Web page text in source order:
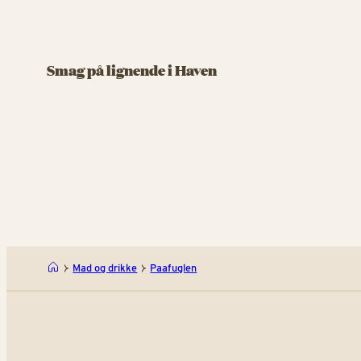
Smag på lignende i Haven
Apollo Grill og Brew
Mad og drikke Paafuglen